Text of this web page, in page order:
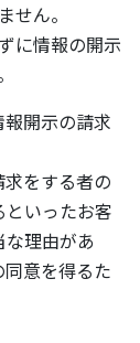
せん。
に情報の開示
開示の請求
をする者の
いったお客
理由があ
意を得るた